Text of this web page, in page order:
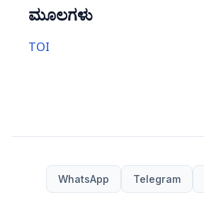
ಮೂಲಗಳು
TOI
WhatsApp Telegram